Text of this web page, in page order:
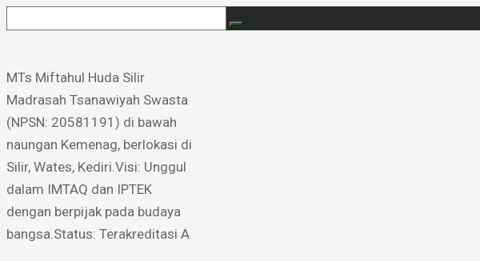
MTs Miftahul Huda Silir ​
Madrasah Tsanawiyah Swasta
(NPSN: 20581191) di bawah
naungan Kemenag, berlokasi di
Silir, Wates, Kediri. ​Visi: Unggul
dalam IMTAQ dan IPTEK
dengan berpijak pada budaya
bangsa. ​Status: Terakreditasi A